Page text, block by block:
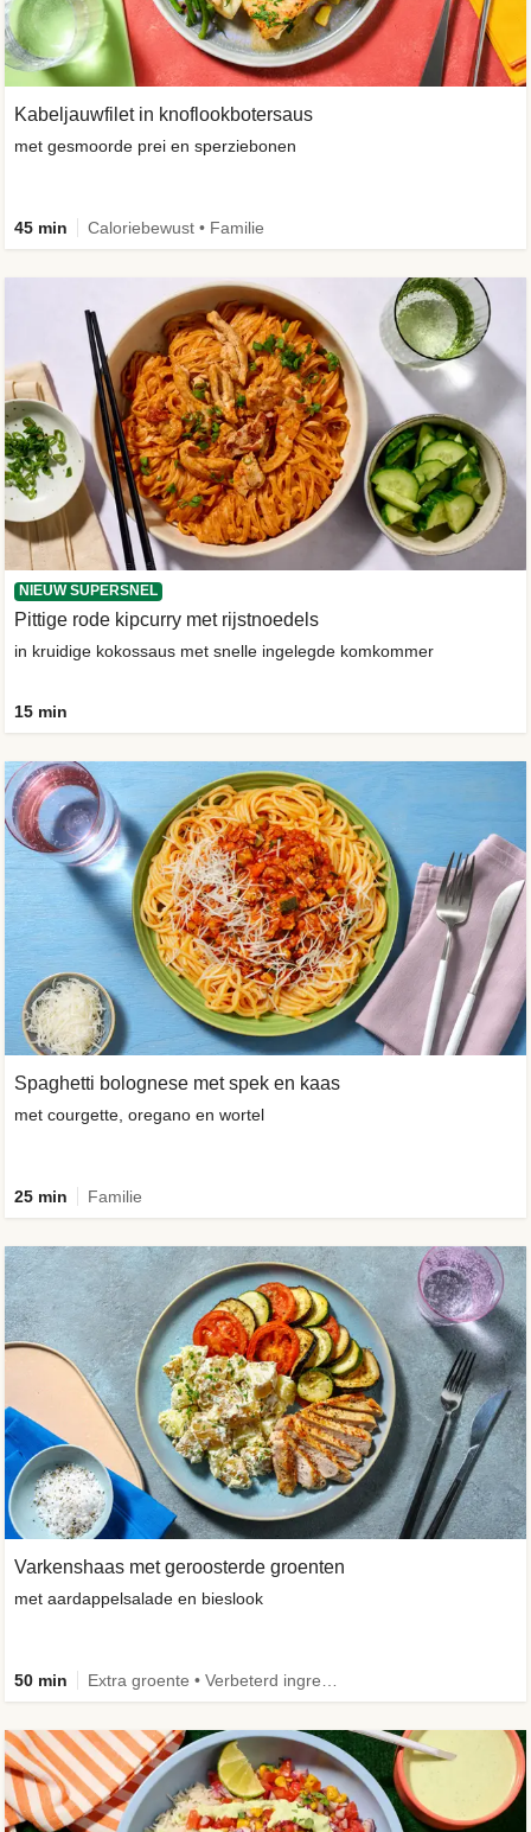
Kabeljauwfilet in knoflookbotersaus
met gesmoorde prei en sperziebonen
45 min Caloriebewust • Familie
NIEUW SUPERSNEL
Pittige rode kipcurry met rijstnoedels
in kruidige kokossaus met snelle ingelegde komkommer
15 min
Spaghetti bolognese met spek en kaas
met courgette, oregano en wortel
25 min Familie
Varkenshaas met geroosterde groenten
met aardappelsalade en bieslook
50 min